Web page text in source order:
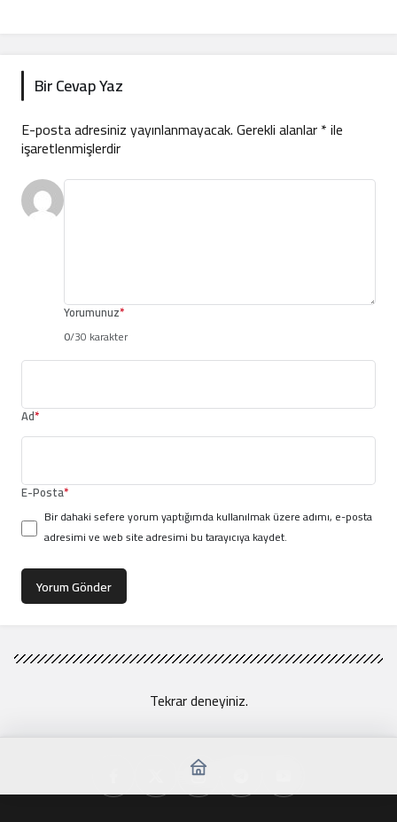
Bir Cevap Yaz
E-posta adresiniz yayınlanmayacak.Gerekli alanlar*ile
işaretlenmişlerdir
Yorumunuz*
0/30 karakter
Ad*
E-Posta*
Bir dahaki sefere yorum yaptığımda kullanılmak üzere adımı, e-posta
adresimi ve web site adresimi bu tarayıcıya kaydet.
Yorum Gönder
Tekrar deneyiniz.